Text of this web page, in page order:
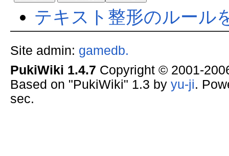
テキスト整形のルール
Site admin: gamedb.
PukiWiki 1.4.7 Copyright © 2001-
Based on "PukiWiki" 1.3 by yu-ji.
sec.